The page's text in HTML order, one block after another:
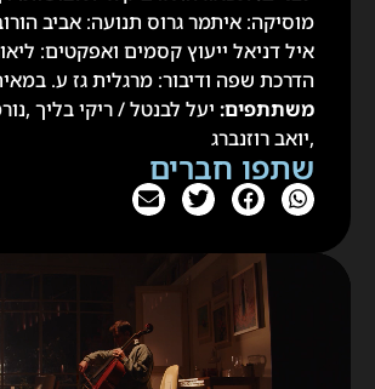
מוסיקה: איתמר גרוס תנועה: אביב
איל דניאל ייעוץ קסמים ואפקטים: ליאור
הדרכת שפה ודיבור: מרגלית גז ע. במאית:
משתתפים:יעל לבנטל / ריקי בליך ,נורמן
,יואב רוזנברג
שתפו חברים